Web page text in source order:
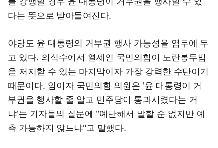
다는 뜻으로 받아들여진다.
야당도 윤 대통령의 거부권 행사 가능성을 염두에 두
고 있다. 의석수에서 열세인 국민의힘이 노란봉투법
을 저지할 수 있는 마지막이자 가장 강력한 수단이기
때문이다. 임이자 국민의힘 의원은 '윤 대통령이 거
부권을 행사할 줄 알고 민주당이 통과시켰다는 거
냐'는 기자들의 질문에 "예단해서 말할 순 없지만 예
측 가능하지 않느냐"고 말했다.